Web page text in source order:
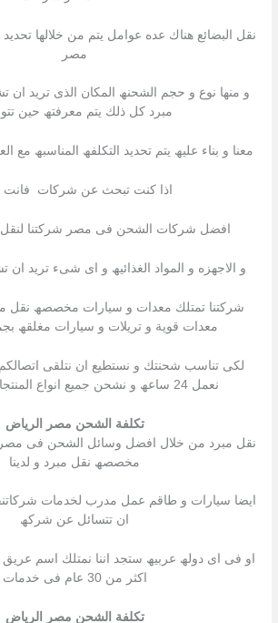
نقل البضائع ھناك عده عوامل یتم من خلالھا
مصر
و منھا نوع و حجم الشحنھ المكان الذى ترید
مبرد كل ذلك یتم معرفتھ حین
معنا و بناء علیھ یتم تحدید التكلفھ المناسبھ مع
اذا كنت تبحث عن شركات فانت
افضل شركات الشحن فى مصر شركتنا لنقل
و الاجھزه و المواد الغذائیھ و اى شىء ترید
شركتنا تمتلك معدات و سیارات مخصصھ نقل
معدات قویة و تریلات و سیارات مغلقھ
لكى تناسب شحنتك و نستطیع ان نتلقى
نعمل 24 ساعھ و نشحن جمیع انواع المنتجات و الاغراض
تكلفة الشحن مصر الرياض
نقل مبرد من خلال افضل وسائل الشحن فى مصر
مخصصھ نقل مبرد و لدینا
ایضا سیارات و طاقم عمل مدرب لخدمات
ان تتسائل عن شركھ
او فى اى دولھ عربیھ ستجد اننا نمتلك اسم عریق
اكثر من 30 عام فى خدمات
تكلفة الشحن مصر الرياض